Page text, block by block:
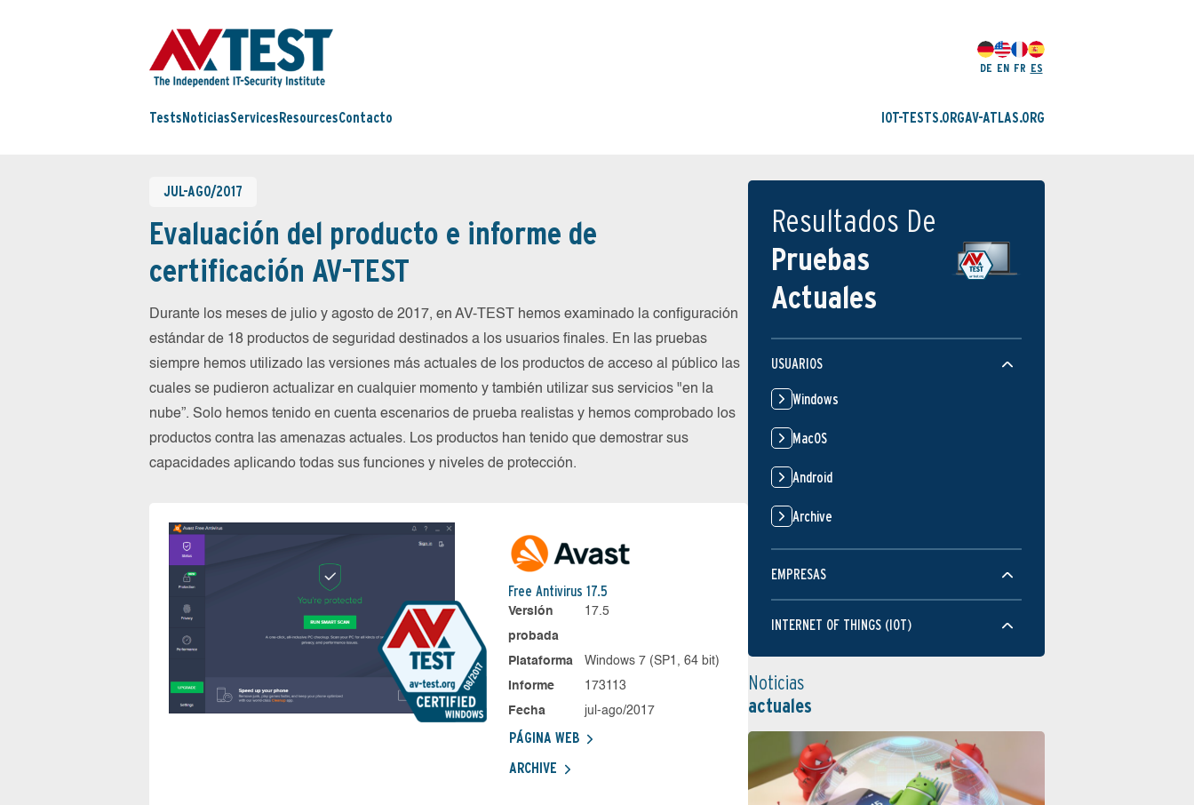
DE EN FR ES
Tests NoticiasServices ResourcesContacto IOT-TESTS.ORGAV-ATLAS.ORG
JUL-AGO/2017
Evaluación del producto e informe de
certificación AV-TEST
Durante los meses de julio y agosto de 2017, en AV-TEST hemos examinado la configuración
estándar de 18 productos de seguridad destinados a los usuarios finales. En las pruebas
siempre hemos utilizado las versiones más actuales de los productos de acceso al público las
cuales se pudieron actualizar en cualquier momento y también utilizar sus servicios "en la
nube”. Solo hemos tenido en cuenta escenarios de prueba realistas y hemos comprobado los
productos contra las amenazas actuales. Los productos han tenido que demostrar sus
capacidades aplicando todas sus funciones y niveles de protección.
Free Antivirus 17.5
Versión
probada
17.5
Plataforma
Windows 7 (SP1, 64 bit)
Informe
173113
Fecha
jul-ago/2017
PÁGINA WEB
ARCHIVE
Resultados De
Pruebas
Actuales
USUARIOS
Windows
MacOS
Android
Archive
EMPRESAS
INTERNET OF THINGS (IOT)
Noticias
actuales